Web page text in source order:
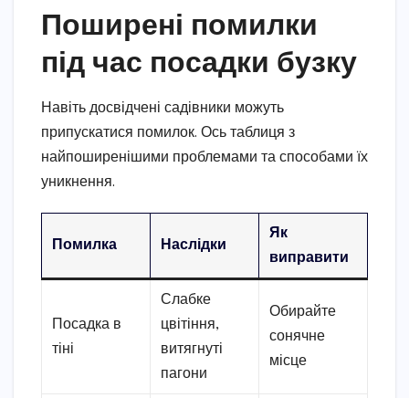
Поширені помилки
під час посадки бузку
Навіть досвідчені садівники можуть
припускатися помилок. Ось таблиця з
найпоширенішими проблемами та способами їх
уникнення.
Помилка Наслідки
Як
виправити
Посадка в
тіні
Слабке
цвітіння,
витягнуті
пагони
Обирайте
сонячне
місце